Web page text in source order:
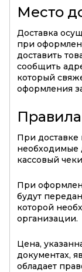
Место
Доставка
при
доставить
сообщить
который
оформления
Правила
При доставке
необходимые
кассовый
При
будут
которой
организации.
Цена,
документах,
обладает